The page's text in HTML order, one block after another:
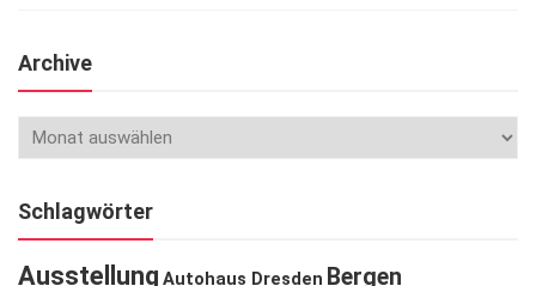
Archive
Schlagwörter
Ausstellung Autohaus Dresden Bergen